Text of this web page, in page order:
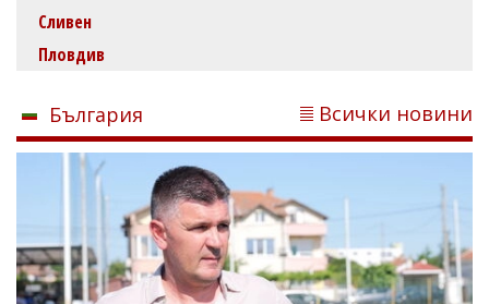
Сливен
Пловдив
България Всички новини